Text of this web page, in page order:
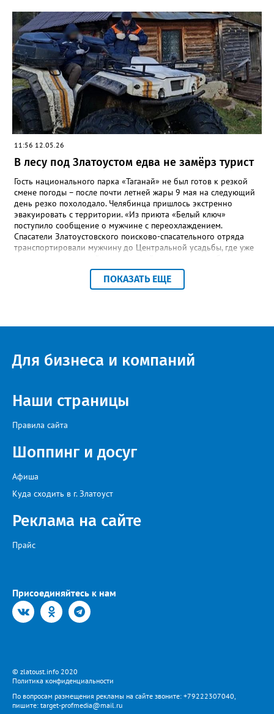
аккуратно вставила её в рот и зафиксировала язык. Воздух
снова пошел в лёгкие – человек задышал. Полицейский
удерживала его в таком положении до приезда скорой», -
рассказали в златоустовском ОМВД. Пострадавшего доставили
в больницу с ушибами. Руководство ГУ МВД и
Законодательное собрание области решают вопрос о
награждении Александры Робертус.
11:56 12.05.26
В лесу под Златоустом едва не замёрз турист
Гость национального парка «Таганай» не был готов к резкой
смене погоды – после почти летней жары 9 мая на следующий
день резко похолодало. Челябинца пришлось экстренно
эвакуировать с территории. «Из приюта «Белый ключ»
поступило сообщение о мужчине с переохлаждением.
Спасатели Златоустовского поисково-спасательного отряда
транспортировали мужчину до Центральной усадьбы, где уже
пресс-центре ПСС по Челябинской области. К счастью, это был
единственный инцидент за все праздничные выходные,
отметили в ПСС. Всего за время традиционного дежурства
были гости из Нижнего Тагила, Перми, Тюмени, Казани, Москвы,
ПОКАЗАТЬ ЕЩЕ
Для бизнеса и компаний
Наши страницы
Правила сайта
Шоппинг и досуг
Афиша
Куда сходить в г. Златоуст
Реклама на сайте
Прайс
Присоединяйтесь к нам
© zlatoust.info 2020
Политика конфиденциальности
По вопросам размещения рекламы на сайте звоните: +79222307040,
пишите: target-profmedia@mail.ru